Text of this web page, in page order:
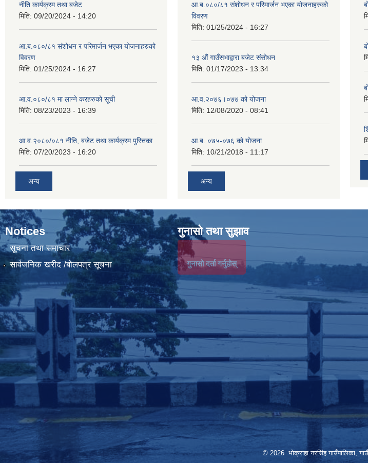
नीति कार्यक्रम तथा बजेट
मिति: 09/20/2024 - 14:20
आ.ब.०८०/८१ संशोधन र परिमार्जन भएका योजनाहरुको
विवरण
मिति: 01/25/2024 - 16:27
आ.व.०८०/८१ मा लाग्ने करहरुको सूची
मिति: 08/23/2023 - 16:39
आ.व.२०८०/०८१ नीति, बजेट तथा कार्यक्रम पुस्तिका
मिति: 07/20/2023 - 16:20
अन्य
आ.ब.०८०/८१ संशोधन र परिमार्जन भएका योजनाहरुको
विवरण
मिति: 01/25/2024 - 16:27
१३ औं गाउँसभाद्वारा बजेट संसोधन
मिति: 01/17/2023 - 13:34
आ‍.व.२०७६।०७७ को योजना
मिति: 12/08/2020 - 08:41
आ.ब. ०७५-०७६ को योजना
मिति: 10/21/2018 - 11:17
अन्य
Notices
सूचना तथा समाचार
सार्वजनिक खरीद /बोलपत्र सूचना
गुनासो तथा सुझाव
गुनासो दर्ता गर्नुहोस्
© 2026 भोक्राहा नरसिंह गाउँपालिका, गाउँ